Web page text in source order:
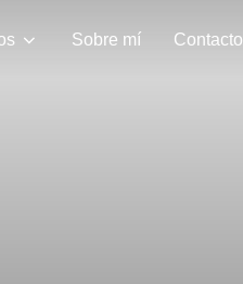
Sobre mí Contacto